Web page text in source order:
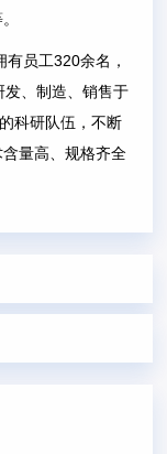
员工320余名，
发、制造、销售于
科研队伍，不断
量高、规格齐全